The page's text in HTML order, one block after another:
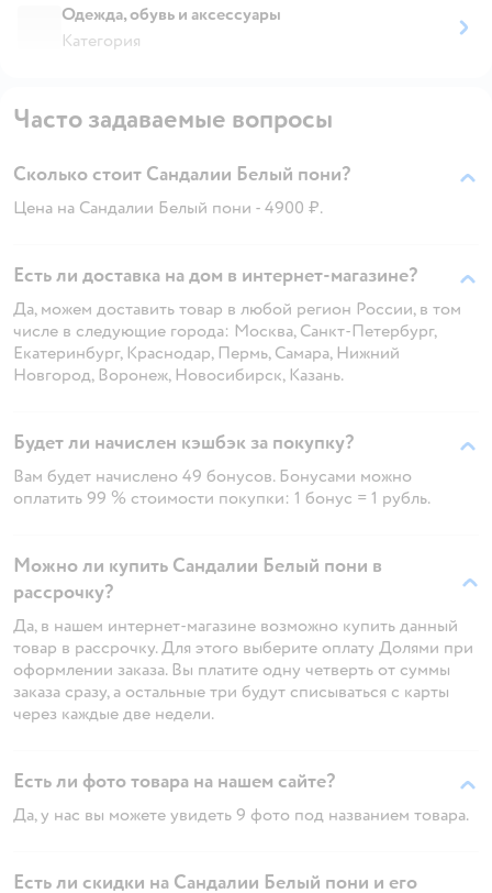
Одежда, обувь и аксессуары
Категория
Часто задаваемые вопросы
Сколько стоит Сандалии Белый пони?
Цена на Сандалии Белый пони - 4900 ₽.
Есть ли доставка на дом в интернет-магазине?
Да, можем доставить товар в любой регион России, в том
числе в следующие города: Москва, Санкт-Петербург,
Екатеринбург, Краснодар, Пермь, Самара, Нижний
Новгород, Воронеж, Новосибирск, Казань.
Будет ли начислен кэшбэк за покупку?
Вам будет начислено 49 бонусов. Бонусами можно
оплатить 99 % стоимости покупки: 1 бонус = 1 рубль.
Можно ли купить Сандалии Белый пони в
рассрочку?
Да, в нашем интернет-магазине возможно купить данный
товар в рассрочку. Для этого выберите оплату Долями при
оформлении заказа. Вы платите одну четверть от суммы
заказа сразу, а остальные три будут списываться с карты
через каждые две недели.
Есть ли фото товара на нашем сайте?
Да, у нас вы можете увидеть 9 фото под названием товара.
Есть ли скидки на Сандалии Белый пони и его